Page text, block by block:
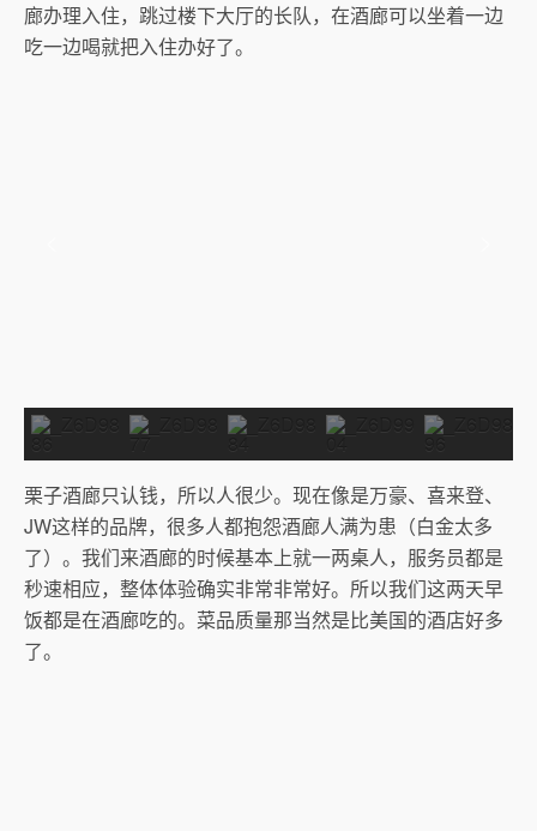
廊办理入住，跳过楼下大厅的长队，在酒廊可以坐着一边
吃一边喝就把入住办好了。
栗子酒廊只认钱，所以人很少。现在像是万豪、喜来登、
JW这样的品牌，很多人都抱怨酒廊人满为患（白金太多
了）。我们来酒廊的时候基本上就一两桌人，服务员都是
秒速相应，整体体验确实非常非常好。所以我们这两天早
饭都是在酒廊吃的。菜品质量那当然是比美国的酒店好多
了。